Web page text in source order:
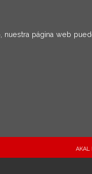
página web
AKAL